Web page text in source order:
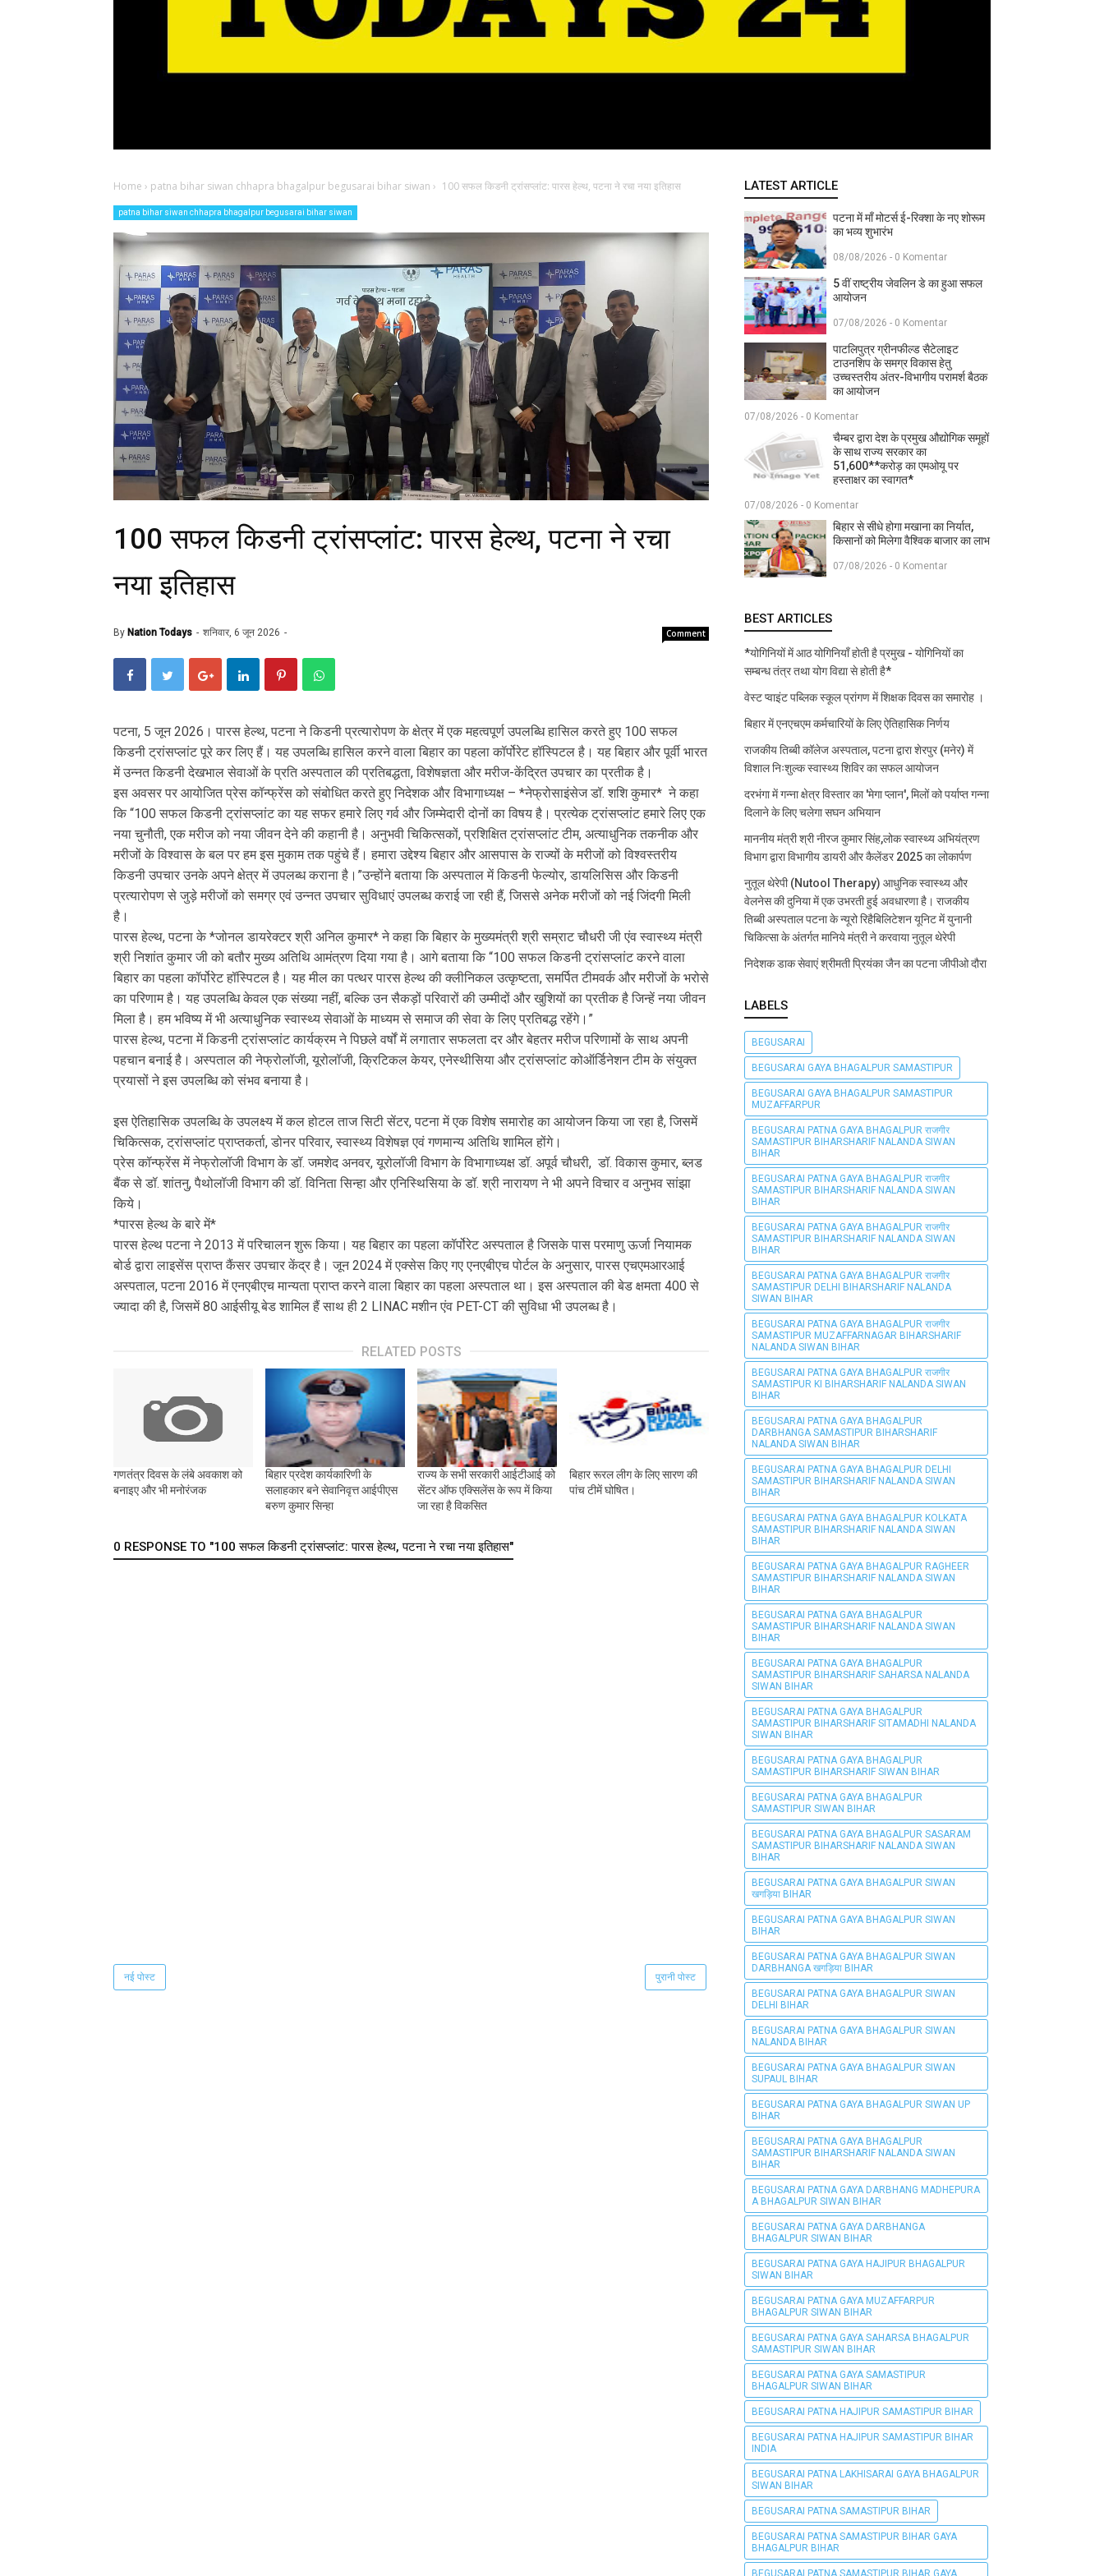
Home › patna bihar siwan chhapra bhagalpur begusarai bihar siwan › 100 सफल किडनी ट्रांसप्लांट: पारस हेल्थ, पटना ने रचा नया इतिहास
patna bihar siwan chhapra bhagalpur begusarai bihar siwan
100 सफल किडनी ट्रांसप्लांट: पारस हेल्थ, पटना ने रचा
नया इतिहास
By Nation Todays शनिवार, 6 जून 2026 Comment
पटना, 5 जून 2026। पारस हेल्थ, पटना ने किडनी प्रत्यारोपण के क्षेत्र में एक महत्वपूर्ण उपलब्धि हासिल करते हुए 100 सफल
किडनी ट्रांसप्लांट पूरे कर लिए हैं। यह उपलब्धि हासिल करने वाला बिहार का पहला कॉर्पोरेट हॉस्पिटल है। यह बिहार और पूर्वी भारत
में उन्नत किडनी देखभाल सेवाओं के प्रति अस्पताल की प्रतिबद्धता, विशेषज्ञता और मरीज-केंद्रित उपचार का प्रतीक है।
इस अवसर पर आयोजित प्रेस कॉन्फ्रेंस को संबोधित करते हुए निदेशक और विभागाध्यक्ष – *नेफ्रोसाइंसेज डॉ. शशि कुमार* ने कहा
कि “100 सफल किडनी ट्रांसप्लांट का यह सफर हमारे लिए गर्व और जिम्मेदारी दोनों का विषय है। प्रत्येक ट्रांसप्लांट हमारे लिए एक
नया चुनौती, एक मरीज को नया जीवन देने की कहानी है। अनुभवी चिकित्सकों, प्रशिक्षित ट्रांसप्लांट टीम, अत्याधुनिक तकनीक और
मरीजों के विश्वास के बल पर हम इस मुकाम तक पहुंचे हैं। हमारा उद्देश्य बिहार और आसपास के राज्यों के मरीजों को विश्वस्तरीय
किडनी उपचार उनके अपने क्षेत्र में उपलब्ध कराना है।”उन्होंने बताया कि अस्पताल में किडनी फेल्योर, डायलिसिस और किडनी
प्रत्यारोपण से जुड़े मरीजों को समग्र एवं उन्नत उपचार सुविधाएं उपलब्ध कराई जा रही हैं, जिससे अनेक मरीजों को नई जिंदगी मिली
है।
पारस हेल्थ, पटना के *जोनल डायरेक्टर श्री अनिल कुमार* ने कहा कि बिहार के मुख्यमंत्री श्री सम्राट चौधरी जी एंव स्वास्थ्य मंत्री
श्री निशांत कुमार जी को बतौर मुख्य अतिथि आमंत्रण दिया गया है। आगे बताया कि “100 सफल किडनी ट्रांसप्लांट करने वाला
बिहार का पहला कॉर्पोरेट हॉस्पिटल है। यह मील का पत्थर पारस हेल्थ की क्लीनिकल उत्कृष्टता, समर्पित टीमवर्क और मरीजों के भरोसे
का परिणाम है। यह उपलब्धि केवल एक संख्या नहीं, बल्कि उन सैकड़ों परिवारों की उम्मीदों और खुशियों का प्रतीक है जिन्हें नया जीवन
मिला है। हम भविष्य में भी अत्याधुनिक स्वास्थ्य सेवाओं के माध्यम से समाज की सेवा के लिए प्रतिबद्ध रहेंगे।”
पारस हेल्थ, पटना में किडनी ट्रांसप्लांट कार्यक्रम ने पिछले वर्षों में लगातार सफलता दर और बेहतर मरीज परिणामों के साथ अपनी
पहचान बनाई है। अस्पताल की नेफ्रोलॉजी, यूरोलॉजी, क्रिटिकल केयर, एनेस्थीसिया और ट्रांसप्लांट कोऑर्डिनेशन टीम के संयुक्त
प्रयासों ने इस उपलब्धि को संभव बनाया है।
इस ऐतिहासिक उपलब्धि के उपलक्ष्य में कल होटल ताज सिटी सेंटर, पटना में एक विशेष समारोह का आयोजन किया जा रहा है, जिसमें
चिकित्सक, ट्रांसप्लांट प्राप्तकर्ता, डोनर परिवार, स्वास्थ्य विशेषज्ञ एवं गणमान्य अतिथि शामिल होंगे।
प्रेस कॉन्फ्रेंस में नेफ्रोलॉजी विभाग के डॉ. जमशेद अनवर, यूरोलॉजी विभाग के विभागाध्यक्ष डॉ. अपूर्व चौधरी, डॉ. विकास कुमार, ब्लड
बैंक से डॉ. शांतनु, पैथोलॉजी विभाग की डॉ. विनिता सिन्हा और एनिस्थिसिया के डॉ. श्री नारायण ने भी अपने विचार व अनुभव सांझा
किये।
*पारस हेल्थ के बारे में*
पारस हेल्थ पटना ने 2013 में परिचालन शुरू किया। यह बिहार का पहला कॉर्पोरेट अस्पताल है जिसके पास परमाणु ऊर्जा नियामक
बोर्ड द्वारा लाइसेंस प्राप्त कैंसर उपचार केंद्र है। जून 2024 में एक्सेस किए गए एनएबीएच पोर्टल के अनुसार, पारस एचएमआरआई
अस्पताल, पटना 2016 में एनएबीएच मान्यता प्राप्त करने वाला बिहार का पहला अस्पताल था। इस अस्पताल की बेड क्षमता 400 से
ज्यादा की है, जिसमें 80 आईसीयू बेड शामिल हैं साथ ही 2 LINAC मशीन एंव PET-CT की सुविधा भी उपलब्ध है।
RELATED POSTS
गणतंत्र दिवस के लंबे अवकाश को
बनाइए और भी मनोरंजक
बिहार प्रदेश कार्यकारिणी के
सलाहकार बने सेवानिवृत्त आईपीएस
बरुण कुमार सिन्हा
राज्य के सभी सरकारी आईटीआई को
सेंटर ऑफ एक्सिलेंस के रूप में किया
जा रहा है विकसित
बिहार रूरल लीग के लिए सारण की
पांच टीमें घोषित।
0 RESPONSE TO "100 सफल किडनी ट्रांसप्लांट: पारस हेल्थ, पटना ने रचा नया इतिहास"
नई पोस्ट पुरानी पोस्ट
LATEST ARTICLE
पटना में माँ मोटर्स ई-रिक्शा के नए शोरूम
का भव्य शुभारंभ
08/08/2026 - 0 Komentar
5 वीं राष्ट्रीय जेवलिन डे का हुआ सफल
आयोजन
07/08/2026 - 0 Komentar
पाटलिपुत्र ग्रीनफील्ड सैटेलाइट
टाउनशिप के समग्र विकास हेतु
उच्चस्तरीय अंतर-विभागीय परामर्श बैठक
का आयोजन
07/08/2026 - 0 Komentar
चैम्बर द्वारा देश के प्रमुख औद्योगिक समूहों
के साथ राज्य सरकार का
51,600**करोड़ का एमओयू पर
हस्ताक्षर का स्वागत*
07/08/2026 - 0 Komentar
बिहार से सीधे होगा मखाना का निर्यात,
किसानों को मिलेगा वैश्विक बाजार का लाभ
07/08/2026 - 0 Komentar
BEST ARTICLES
*योगिनियों में आठ योगिनियाँ होती है प्रमुख - योगिनियों का
सम्बन्ध तंत्र तथा योग विद्या से होती है*
वेस्ट प्वाइंट पब्लिक स्कूल प्रांगण में शिक्षक दिवस का समारोह ।
बिहार में एनएचएम कर्मचारियों के लिए ऐतिहासिक निर्णय
राजकीय तिब्बी कॉलेज अस्पताल, पटना द्वारा शेरपुर (मनेर) में
विशाल निःशुल्क स्वास्थ्य शिविर का सफल आयोजन
दरभंगा में गन्ना क्षेत्र विस्तार का 'मेगा प्लान', मिलों को पर्याप्त गन्ना
दिलाने के लिए चलेगा सघन अभियान
माननीय मंत्री श्री नीरज कुमार सिंह,लोक स्वास्थ्य अभियंत्रण
विभाग द्वारा विभागीय डायरी और कैलेंडर 2025 का लोकार्पण
नुतूल थेरेपी (Nutool Therapy) आधुनिक स्वास्थ्य और
वेलनेस की दुनिया में एक उभरती हुई अवधारणा है। राजकीय
तिब्बी अस्पताल पटना के न्यूरो रिहैबिलिटेशन यूनिट में युनानी
चिकित्सा के अंतर्गत मानिये मंत्री ने करवाया नुतूल थेरेपी
निदेशक डाक सेवाएं श्रीमती प्रियंका जैन का पटना जीपीओ दौरा
LABELS
BEGUSARAI
BEGUSARAI GAYA BHAGALPUR SAMASTIPUR
BEGUSARAI GAYA BHAGALPUR SAMASTIPUR
MUZAFFARPUR
BEGUSARAI PATNA GAYA BHAGALPUR राजगीर
SAMASTIPUR BIHARSHARIF NALANDA SIWAN
BIHAR
BEGUSARAI PATNA GAYA BHAGALPUR राजगीर
SAMASTIPUR BIHARSHARIF NALANDA SIWAN
BIHAR
BEGUSARAI PATNA GAYA BHAGALPUR राजगीर
SAMASTIPUR BIHARSHARIF NALANDA SIWAN
BIHAR
BEGUSARAI PATNA GAYA BHAGALPUR राजगीर
SAMASTIPUR DELHI BIHARSHARIF NALANDA
SIWAN BIHAR
BEGUSARAI PATNA GAYA BHAGALPUR राजगीर
SAMASTIPUR MUZAFFARNAGAR BIHARSHARIF
NALANDA SIWAN BIHAR
BEGUSARAI PATNA GAYA BHAGALPUR राजगीर
SAMASTIPUR KI BIHARSHARIF NALANDA SIWAN
BIHAR
BEGUSARAI PATNA GAYA BHAGALPUR
DARBHANGA SAMASTIPUR BIHARSHARIF
NALANDA SIWAN BIHAR
BEGUSARAI PATNA GAYA BHAGALPUR DELHI
SAMASTIPUR BIHARSHARIF NALANDA SIWAN
BIHAR
BEGUSARAI PATNA GAYA BHAGALPUR KOLKATA
SAMASTIPUR BIHARSHARIF NALANDA SIWAN
BIHAR
BEGUSARAI PATNA GAYA BHAGALPUR RAGHEER
SAMASTIPUR BIHARSHARIF NALANDA SIWAN
BIHAR
BEGUSARAI PATNA GAYA BHAGALPUR
SAMASTIPUR BIHARSHARIF NALANDA SIWAN
BIHAR
BEGUSARAI PATNA GAYA BHAGALPUR
SAMASTIPUR BIHARSHARIF SAHARSA NALANDA
SIWAN BIHAR
BEGUSARAI PATNA GAYA BHAGALPUR
SAMASTIPUR BIHARSHARIF SITAMADHI NALANDA
SIWAN BIHAR
BEGUSARAI PATNA GAYA BHAGALPUR
SAMASTIPUR BIHARSHARIF SIWAN BIHAR
BEGUSARAI PATNA GAYA BHAGALPUR
SAMASTIPUR SIWAN BIHAR
BEGUSARAI PATNA GAYA BHAGALPUR SASARAM
SAMASTIPUR BIHARSHARIF NALANDA SIWAN
BIHAR
BEGUSARAI PATNA GAYA BHAGALPUR SIWAN
खगड़िया BIHAR
BEGUSARAI PATNA GAYA BHAGALPUR SIWAN
BIHAR
BEGUSARAI PATNA GAYA BHAGALPUR SIWAN
DARBHANGA खगड़िया BIHAR
BEGUSARAI PATNA GAYA BHAGALPUR SIWAN
DELHI BIHAR
BEGUSARAI PATNA GAYA BHAGALPUR SIWAN
NALANDA BIHAR
BEGUSARAI PATNA GAYA BHAGALPUR SIWAN
SUPAUL BIHAR
BEGUSARAI PATNA GAYA BHAGALPUR SIWAN UP
BIHAR
BEGUSARAI PATNA GAYA BHAGALPUR
SAMASTIPUR BIHARSHARIF NALANDA SIWAN
BIHAR
BEGUSARAI PATNA GAYA DARBHANG MADHEPURA
A BHAGALPUR SIWAN BIHAR
BEGUSARAI PATNA GAYA DARBHANGA
BHAGALPUR SIWAN BIHAR
BEGUSARAI PATNA GAYA HAJIPUR BHAGALPUR
SIWAN BIHAR
BEGUSARAI PATNA GAYA MUZAFFARPUR
BHAGALPUR SIWAN BIHAR
BEGUSARAI PATNA GAYA SAHARSA BHAGALPUR
SAMASTIPUR SIWAN BIHAR
BEGUSARAI PATNA GAYA SAMASTIPUR
BHAGALPUR SIWAN BIHAR
BEGUSARAI PATNA HAJIPUR SAMASTIPUR BIHAR
BEGUSARAI PATNA HAJIPUR SAMASTIPUR BIHAR
INDIA
BEGUSARAI PATNA LAKHISARAI GAYA BHAGALPUR
SIWAN BIHAR
BEGUSARAI PATNA SAMASTIPUR BIHAR
BEGUSARAI PATNA SAMASTIPUR BIHAR GAYA
BHAGALPUR BIHAR
BEGUSARAI PATNA SAMASTIPUR BIHAR GAYA